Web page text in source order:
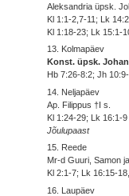
Aleksandria üpsk.
Kl 1:1-2,7-11; Lk
Kl 1:18-23; Lk 15:1-
13. Kolmapäev
Konst. üpsk.
Hb 7:26-8:2; Jh
14. Neljapäev
Ap. Filippus †I s.
Kl 1:24-29; Lk 16:1-9
Jõulupaast
15. Reede
Mr-d Guuri, Samon
Kl 2:1-7; Lk 16:15-
16. Laupäev